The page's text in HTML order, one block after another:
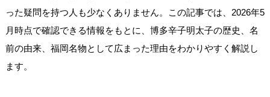
った疑問を持つ人も少なくありません。この記事では、2026年5
月時点で確認できる情報をもとに、博多辛子明太子の歴史、名
前の由来、福岡名物として広まった理由をわかりやすく解説し
ます。